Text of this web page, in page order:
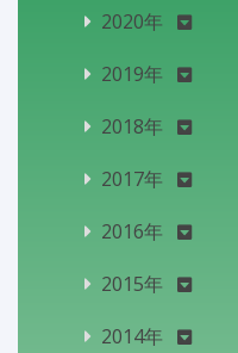
2020年
2019年
2018年
2017年
2016年
2015年
2014年